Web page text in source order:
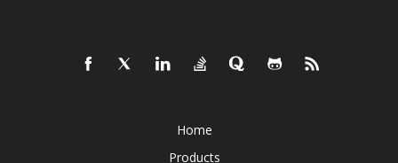
Home
Products